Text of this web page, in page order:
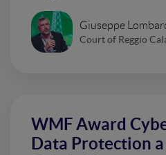
Giuseppe
Court of Reggio
WMF Award
Data Protection